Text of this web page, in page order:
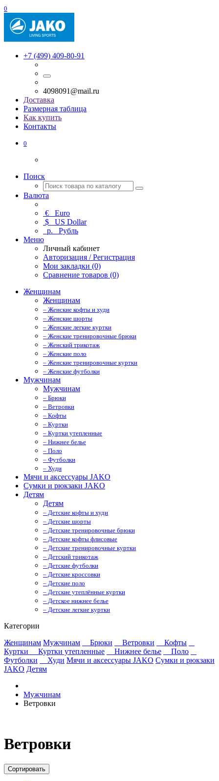
0
+7 (499) 409-80-91
4098091@mail.ru
Доставка
Размерная таблица
Как купить
Контакты
0
Поиск
Валюта
€ Euro
$ US Dollar
р. Рубль
Меню
Личный кабинет
Авторизация / Регистрация
Мои закладки (0)
Сравнение товаров (0)
Женщинам
Женщинам
– Женские кофты и худи
– Женские шорты
– Женские легкие куртки
– Женские тренировочные брюки
– Женский трикотаж
– Женские поло
– Женские тренировочные куртки
– Женские футболки
Мужчинам
Мужчинам
– Брюки
– Ветровки
– Кофты
– Куртки
– Куртки утепленные
– Нижнее белье
– Поло
– Футболки
– Худи
Мячи и аксессуары JAKO
Сумки и рюкзаки JAKO
Детям
Детям
– Детские кофты и худи
– Детские шорты
– Детские тренировочные брюки
– Детские кофты флисовые
– Детские тренировочные куртки
– Детский трикотаж
– Детские футболки
– Детские кроссовки
– Детские поло
– Детские утеплённые куртки
– Детское нижнее белье
– Детские легкие куртки
Категории
Женщинам Мужчинам Брюки Ветровки
Кофты
Куртки
Куртки утепленные Нижнее белье
Поло
Футболки
Худи Мячи и аксессуары JAKO Сумки и рюкзаки
JAKO Детям
Мужчинам
Ветровки
Ветровки
Сортировать